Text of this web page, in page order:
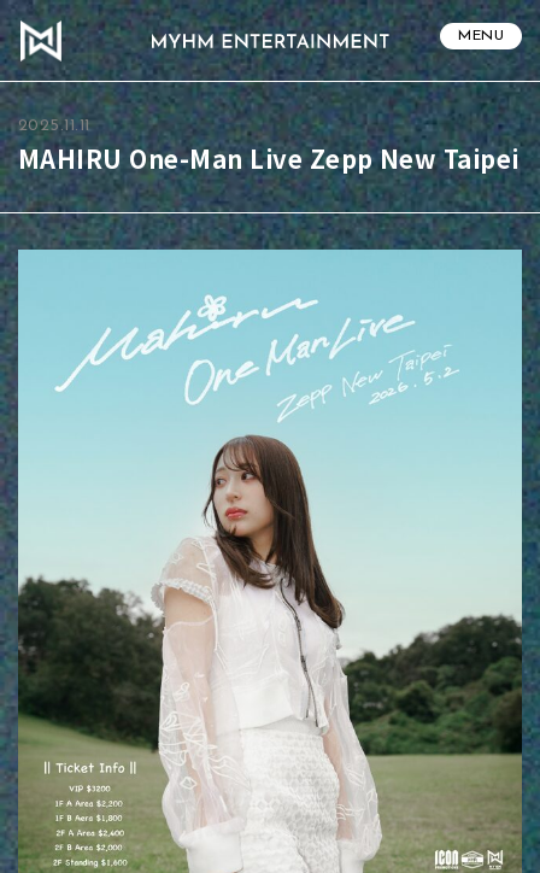
MENU
2025.11.11
MAHIRU One-Man Live Zepp New Taipei